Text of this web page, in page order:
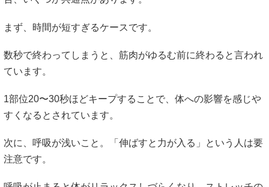
まず、時間が短すぎるケースです。
数秒で終わってしまうと、筋肉がゆるむ前に終わると言われ
ています。
1部位20〜30秒ほどキープすることで、体への影響を感じや
すくなるとされています。
次に、呼吸が浅いこと。「伸ばすと力が入る」という人は要
注意です。